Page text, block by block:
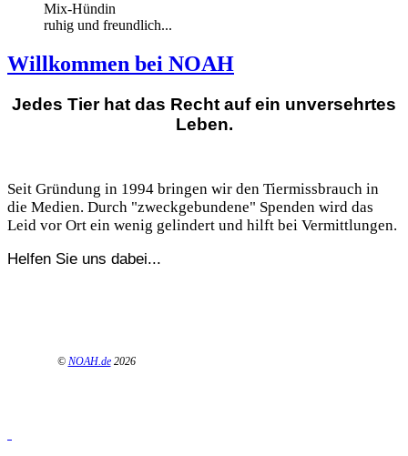
Mix-Hündin
ruhig und freundlich...
Willkommen bei NOAH
Jedes Tier hat das Recht auf ein unversehrtes
Leben.
Seit Gründung in 1994 bringen wir den Tiermissbrauch in
die Medien. Durch "zweckgebundene" Spenden wird das
Leid vor Ort ein wenig gelindert und hilft bei Vermittlungen.
Helfen Sie uns dabei...
© NOAH.de 2026